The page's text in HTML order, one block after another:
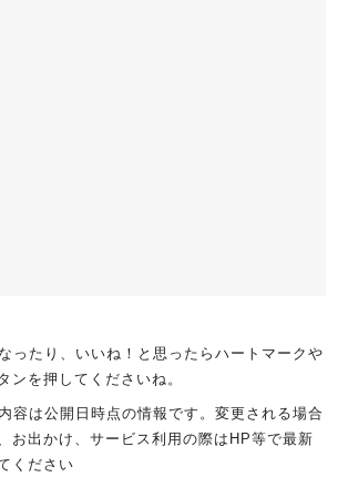
ったり、いいね！と思ったらハートマークや
ンを押してくださいね。
容は公開日時点の情報です。変更される場合
お出かけ、サービス利用の際はHP等で最新
ください